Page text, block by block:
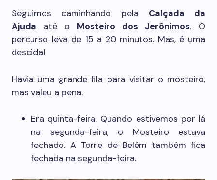
Seguimos caminhando pela Calçada da
Ajuda até o Mosteiro dos Jerônimos. O
percurso leva de 15 a 20 minutos. Mas, é uma
descida!
Havia uma grande fila para visitar o mosteiro,
mas valeu a pena.
Era quinta-feira. Quando estivemos por lá
na segunda-feira, o Mosteiro estava
fechado. A Torre de Belém também fica
fechada na segunda-feira.